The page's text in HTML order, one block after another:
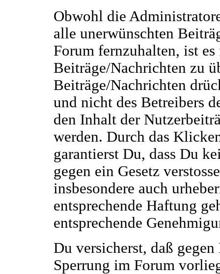
Obwohl die
alle unerwünschten
Forum fernzuhalten, ist
Beiträge/Nachrichten zu
Beiträge/Nachrichten
und nicht des Betreibers
den Inhalt der
werden. Durch das
garantierst Du, dass Du
gegen ein Gesetz
insbesondere auch
entsprechende Haftung
entsprechende
Du versicherst, daß
Sperrung im Forum